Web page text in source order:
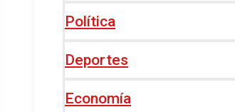
Política
Deportes
Economía